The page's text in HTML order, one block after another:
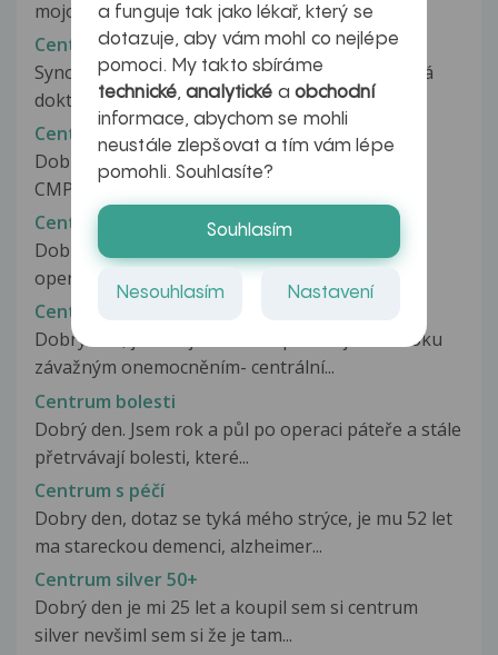
mojom zdravotnom stave a prosím...
Centrální koordinační porucha
Synovi bylo diagnostikováno CKP, tak ho dětská
doktorka doporučila na fyzioterapii....
Centrální mozková příhoda, těžké koma
Dobrý den,tatínek (59let) prodělal
CMP(těžkou).Hned první den ho večer museli...
Centrální nervový systém
Dobrý den, nevlastní otec prodělal před 14dny
operaci srdce - několikanásobný...
Centrální serózní chorioretinopatie
Dobrý den, již více jak 10 let trpím na jednom oku
závažným onemocněním- centrální...
Centrum bolesti
Dobrý den. Jsem rok a půl po operaci páteře a stále
přetrvávají bolesti, které...
Centrum s péčí
Dobry den, dotaz se tyká mého strýce, je mu 52 let
ma stareckou demenci, alzheimer...
Centrum silver 50+
Dobrý den je mi 25 let a koupil sem si centrum
silver nevšiml sem si že je tam...
a funguje tak jako lékař, který se
dotazuje, aby vám mohl co nejlépe
pomoci. My takto sbíráme
technické,analytické a obchodní
informace, abychom se mohli
neustále zlepšovat a tím vám lépe
pomohli. Souhlasíte?
Souhlasím
Nesouhlasím Nastavení